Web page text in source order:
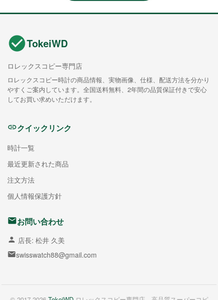
TokeiWD
ロレックスコピー専門店
ロレックスコピー時計の商品情報、実物画像、仕様、配送方法を分かり
やすくご案内しています。全国送料無料、2年間の品質保証付きで安心
してお買い求めいただけます。
クイックリンク
時計一覧
最近更新された商品
注文方法
個人情報保護方針
お問い合わせ
店長: 松井 久美
swisswatch88@gmail.com